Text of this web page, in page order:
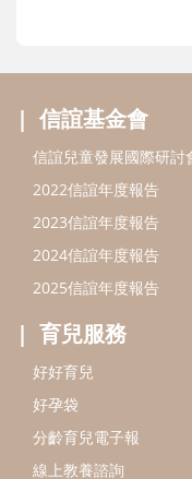
最新活動
信誼基金會
信誼兒童發展國際研討會
2022信誼年度報告
2023信誼年度報告
2024信誼年度報告